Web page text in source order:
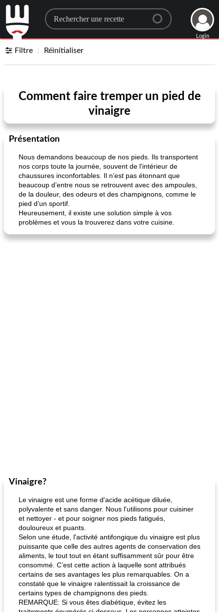
Search for a recipe
Login
Filtre Réinitialiser
Comment faire tremper un pied de
vinaigre
Présentation
Nous demandons beaucoup de nos pieds. Ils transportent
nos corps toute la journée, souvent de l'intérieur de
chaussures inconfortables. Il n’est pas étonnant que
beaucoup d’entre nous se retrouvent avec des ampoules,
de la douleur, des odeurs et des champignons, comme le
pied d’un sportif.
Heureusement, il existe une solution simple à vos
problèmes et vous la trouverez dans votre cuisine.
Vinaigre?
Le vinaigre est une forme d'acide acétique diluée,
polyvalente et sans danger. Nous l'utilisons pour cuisiner
et nettoyer - et pour soigner nos pieds fatigués,
douloureux et puants.
Selon une étude, l'activité antifongique du vinaigre est plus
puissante que celle des autres agents de conservation des
aliments, le tout tout en étant suffisamment sûr pour être
consommé. C’est cette action à laquelle sont attribués
certains de ses avantages les plus remarquables. On a
constaté que le vinaigre ralentissait la croissance de
certains types de champignons des pieds.
REMARQUE: Si vous êtes diabétique, évitez les